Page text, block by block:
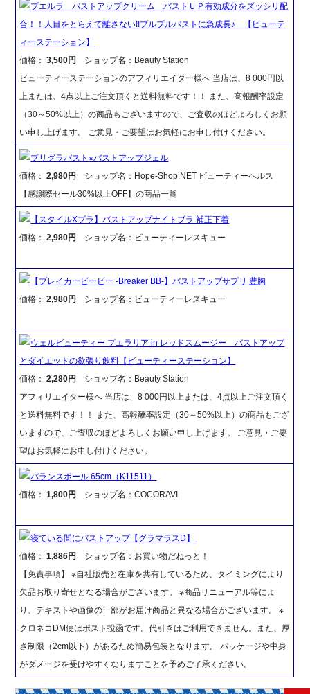
プエルラ バストアップクリーム バストＵＰ有効成分をズッシリ配
合！！人目をとらえて離さない!!プルプルバストに急成長♪ 【ビューテ
ィーステーション】
価格：3,500円
ショップ名：Beauty Station
ビューティーステーションのアフィリエイター様へ 当店は、8 000円以
上または、4点以上ご注文頂くと送料無料です！！ また、高報酬率設定
（30～50%以上）の商品もございますので、ご査収のほどよろしくお願
い申し上げます。 ご意見・ご要望はお気軽にお申し付けください。
プリグラバスト※バストアップジェル
価格：2,980円
ショップ名：Hope-Shop.NET ビューティーヘルス
【感謝際セール30%以上OFF】の商品一覧
【スタイルXブラ】バストアップナイトブラ 補正下着
価格：2,980円 ショップ名：ビューティーレスキュー
【ブレイカービービー -Breaker BB-】バストアップサプリ 豊胸
価格：2,980円 ショップ名：ビューティーレスキュー
ウェルビューティー プエラリア in レッドスムージー バストアップ
とダイエットの欲張り飲料【ビューティーステーション】
価格：2,280円
ショップ名：Beauty Station
アフィリエイター様へ 当店は、8 000円以上または、4点以上ご注文頂く
と送料無料です！！ また、高報酬率設定（30～50%以上）の商品もござ
いますので、ご査収のほどよろしくお願い申し上げます。 ご意見・ご要
望はお気軽にお申し付けください。
バランスボール 65cm（K11511）
価格：1,800円 ショップ名：COCORAVI
寝ている間にバストアップ【グラマラスD】
価格：1,886円
ショップ名：お買い物だねっと！
【免責事項】 ※自社販売と在庫を共有しているため、タイミングにより
欠品お取り寄せとなる場合がございます。 ※商品リニューアル等によ
り、テキストや画像の一部がお届け商品と異なる場合がございます。 ※
クロネコDM便はポスト投函です。代引きはご利用できません。また、厚
さ制限（2cm以下）があるため簡易包装となります。 パッケージや中身
がダメージを受けやすくなりますことを予めご了承ください。